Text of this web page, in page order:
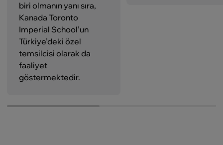
tutar, seçilen konaklama türü ve konfor seviyesine bağlı
olarak değişiklik gösterebilir. Ücretler şu unsurları
içermektedir:
Program ücreti,
Seçilen türde konaklama,
Ders kitapları, kitaplar ve diğer eğitim materyalleri,
Kampüs altyapısı kullanımı ve spor aktiviteleri.
biri olmanın yanı sıra,
Kanada Toronto
Imperial School’un
Türkiye’deki özel
temsilcisi olarak da
faaliyet
göstermektedir.